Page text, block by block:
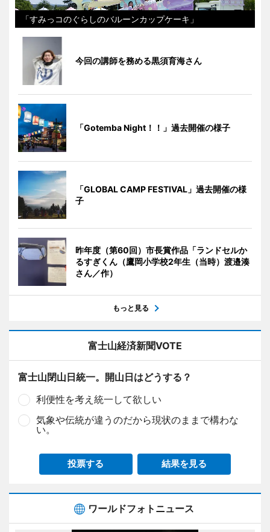
「すみっコのぐらしのバルーンカップケーキ」
今回の講師を務める黒須育海さん
「Gotemba Night！！」過去開催の様子
「GLOBAL CAMP FESTIVAL」過去開催の様
子
昨年度（第60回）市長賞作品「ランドセルか
るすぎくん（鷹岡小学校2年生（当時）渡邉湊
さん／作）
もっと見る
富士山経済新聞VOTE
富士山閉山日統一。開山日はどうする？
利便性を考え統一して欲しい
気象や伝統が違うのだから現状のままで構わな
い。
投票する 結果を見る
ワールドフォトニュース